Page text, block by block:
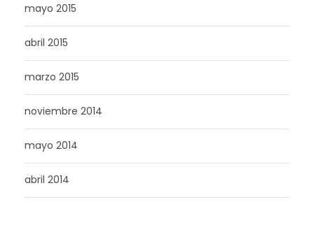
mayo 2015
abril 2015
marzo 2015
noviembre 2014
mayo 2014
abril 2014